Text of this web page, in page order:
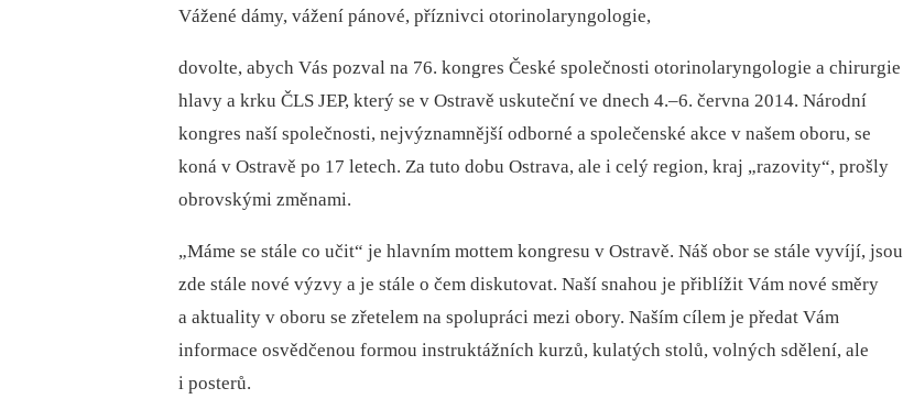
Vážené dámy, vážení pánové, příznivci otorinolaryngologie,
dovolte, abych Vás pozval na 76. kongres České společnosti otorinolaryngologie a chirurgie
hlavy a krku ČLS JEP, který se v Ostravě uskuteční ve dnech 4.–6. června 2014. Národní
kongres naší společnosti, nejvýznamnější odborné a společenské akce v našem oboru, se
koná v Ostravě po 17 letech. Za tuto dobu Ostrava, ale i celý region, kraj „razovity“, prošly
obrovskými změnami.
„Máme se stále co učit“ je hlavním mottem kongresu v Ostravě. Náš obor se stále vyvíjí, jsou
zde stále nové výzvy a je stále o čem diskutovat. Naší snahou je přiblížit Vám nové směry
a aktuality v oboru se zřetelem na spolupráci mezi obory. Naším cílem je předat Vám
informace osvědčenou formou instruktážních kurzů, kulatých stolů, volných sdělení, ale
i posterů.